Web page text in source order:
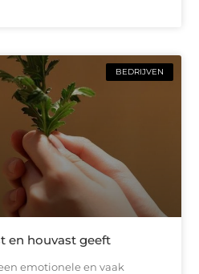
BEDRIJVEN
en houvast geeft
emotionele en vaak